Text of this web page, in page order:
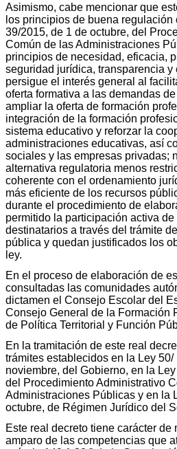
Asimismo, cabe mencionar que
los principios de buena
39/2015, de 1 de octubre, del
Común de las Administraciones
principios de necesidad, eficacia,
seguridad jurídica, transparencia y
persigue el interés general al
oferta formativa a las demandas
ampliar la oferta de formación
integración de la formación
sistema educativo y reforzar la
administraciones educativas, así
sociales y las empresas privadas;
alternativa regulatoria menos
coherente con el ordenamiento
más eficiente de los recursos
durante el procedimiento de
permitido la participación activa
destinatarios a través del trámite
pública y quedan justificados los
ley.
En el proceso de elaboración de
consultadas las comunidades
dictamen el Consejo Escolar del
Consejo General de la Formación
de Política Territorial y Función
En la tramitación de este real
trámites establecidos en la Ley 50/
noviembre, del Gobierno, en la
del Procedimiento Administrativo
Administraciones Públicas y en la
octubre, de Régimen Jurídico del
Este real decreto tiene carácter de
amparo de las competencias que